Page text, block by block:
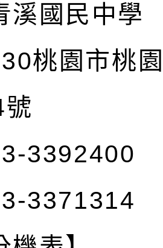
溪國民中學
桃園市桃
3392400
3371314